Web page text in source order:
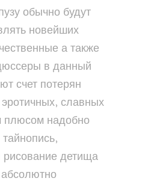
обычно будут
новейших
а также
в данный
счет потерян
славных
надобно
детища